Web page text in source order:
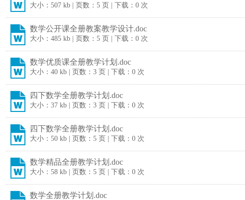
大小：507 kb | 页数：5 页 | 下载：0 次
数学公开课全册教案教学设计.doc
大小：485 kb | 页数：5 页 | 下载：0 次
数学优质课全册教学计划.doc
大小：40 kb | 页数：3 页 | 下载：0 次
四下数学全册教学计划.doc
大小：37 kb | 页数：3 页 | 下载：0 次
四下数学全册教学计划.doc
大小：50 kb | 页数：5 页 | 下载：0 次
数学精品全册教学计划.doc
大小：58 kb | 页数：5 页 | 下载：0 次
数学全册教学计划.doc